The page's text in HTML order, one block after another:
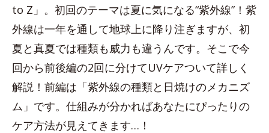
to Z」。初回のテーマは夏に気になる“紫外線”！紫
外線は一年を通して地球上に降り注ぎますが、初
夏と真夏では種類も威力も違うんです。そこで今
回から前後編の2回に分けてUVケアついて詳しく
解説！前編は「紫外線の種類と日焼けのメカニズ
ム」です。仕組みが分かればあなたにぴったりの
ケア方法が見えてきます…！